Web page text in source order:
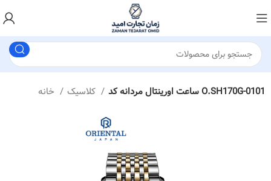
کلاسیک ساعت اورینتال مردانه کد O.SH170G-0101